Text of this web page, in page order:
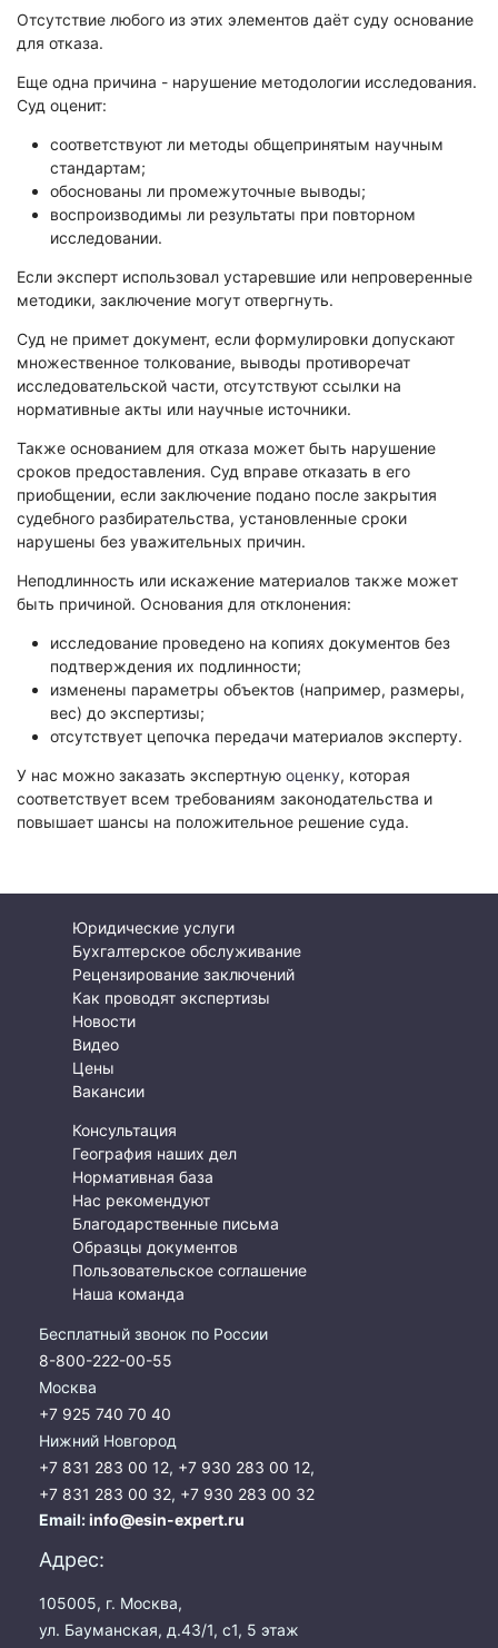
Отсутствие любого из этих элементов даёт суду основание
для отказа.
Еще одна причина - нарушение методологии исследования.
Суд оценит:
соответствуют ли методы общепринятым научным
стандартам;
обоснованы ли промежуточные выводы;
воспроизводимы ли результаты при повторном
исследовании.
Если эксперт использовал устаревшие или непроверенные
методики, заключение могут отвергнуть.
Суд не примет документ, если формулировки допускают
множественное толкование, выводы противоречат
исследовательской части, отсутствуют ссылки на
нормативные акты или научные источники.
Также основанием для отказа может быть нарушение
сроков предоставления. Суд вправе отказать в его
приобщении, если заключение подано после закрытия
судебного разбирательства, установленные сроки
нарушены без уважительных причин.
Неподлинность или искажение материалов также может
быть причиной. Основания для отклонения:
исследование проведено на копиях документов без
подтверждения их подлинности;
изменены параметры объектов (например, размеры,
вес) до экспертизы;
отсутствует цепочка передачи материалов эксперту.
У нас можно заказать экспертную оценку, которая
соответствует всем требованиям законодательства и
повышает шансы на положительное решение суда.
Юридические услуги
Бухгалтерское обслуживание
Рецензирование заключений
Как проводят экспертизы
Новости
Видео
Цены
Вакансии
Консультация
География наших дел
Нормативная база
Нас рекомендуют
Благодарственные письма
Образцы документов
Пользовательское соглашение
Наша команда
Бесплатный звонок по России
8-800-222-00-55
Москва
+7 925 740 70 40
Нижний Новгород
+7 831 283 00 12, +7 930 283 00 12,
+7 831 283 00 32, +7 930 283 00 32
Email:info@esin-expert.ru
Адрес:
105005, г. Москва,
ул. Бауманская, д.43/1, с1, 5 этаж